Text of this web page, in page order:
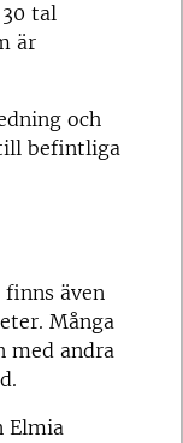
tal
är
och
befintliga
även
Många
med andra
Elmia